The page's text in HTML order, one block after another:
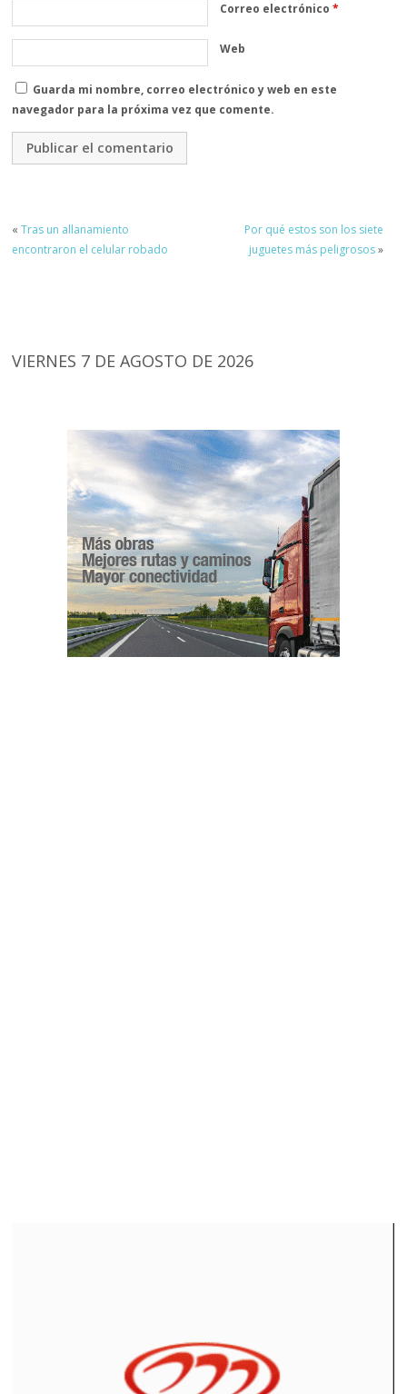
Correo electrónico*
Web
Guarda mi nombre, correo electrónico y web en este
navegador para la próxima vez que comente.
«Tras un allanamiento
encontraron el celular robado
Por qué estos son los siete
juguetes más peligrosos»
VIERNES 7 DE AGOSTO DE 2026